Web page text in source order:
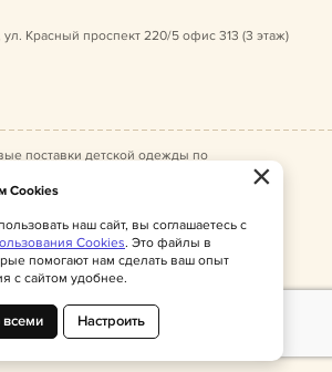
Красный проспект 220/5 офис 313 (3 этаж)
поставки детской одежды по
541005493544, ОГРН
аналитика
×
Cookies
наш сайт, вы соглашаетесь с
Cookies. Это файлы в
помогают нам сделать ваш опыт
с сайтом удобнее.
всеми Настроить